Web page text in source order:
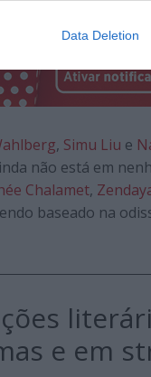
Data Deletion
, Simu Liu e
não está em
Chalamet,
baseado na
e em